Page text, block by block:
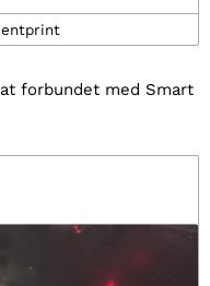
forbundet med Smart